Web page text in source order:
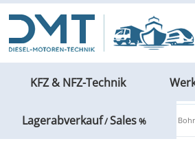
KFZ & NFZ-Technik
Lagerabverkauf/Sales%
Werkstatt & Werkzeuge Hämmer,